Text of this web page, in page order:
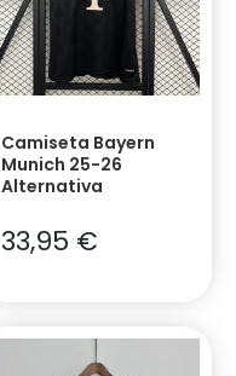
Camiseta Bayern
Munich 25-26
Alternativa
33,95 €